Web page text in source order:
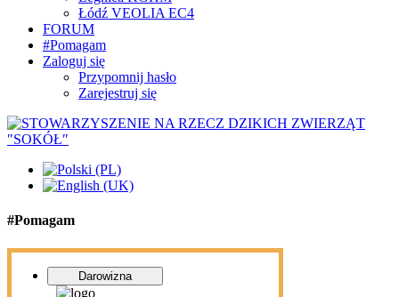
Łódź VEOLIA EC4
FORUM
#Pomagam
Zaloguj się
Przypomnij hasło
Zarejestruj się
#Pomagam
Darowizna